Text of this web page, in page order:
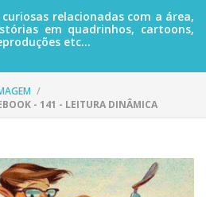
relacionadas com a área,
em quadrinhos, cartoons,
etc...
- 141 - LEITURA DINÂMICA